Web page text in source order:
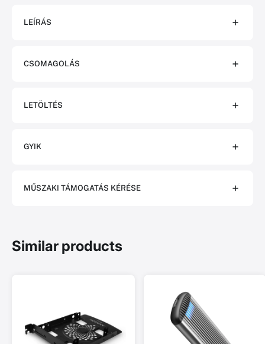
LEÍRÁS
CSOMAGOLÁS
LETÖLTÉS
GYIK
MŰSZAKI TÁMOGATÁS KÉRÉSE
Similar products